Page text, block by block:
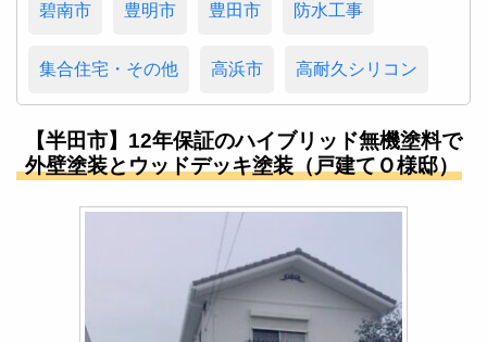
碧南市 豊明市 豊田市 防水工事
集合住宅・その他 高浜市 高耐久シリコン
【半田市】12年保証のハイブリッド無機塗料で
外壁塗装とウッドデッキ塗装（戸建てＯ様邸）